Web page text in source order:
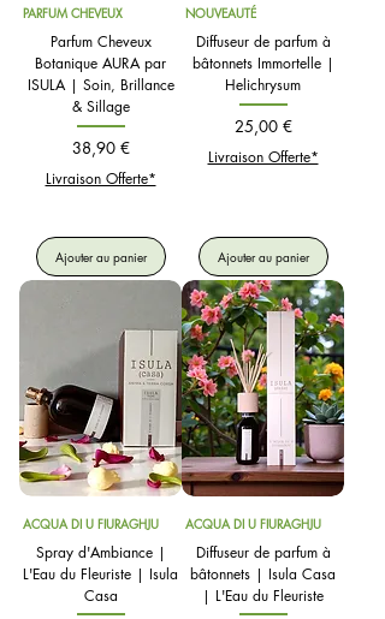
PARFUM CHEVEUX
Parfum Cheveux
Botanique AURA par
ISULA | Soin, Brillance
& Sillage
Prix
38,90 €
Livraison Offerte*
Ajouter au panier
NOUVEAUTÉ
Diffuseur de parfum à
bâtonnets Immortelle |
Helichrysum
Prix
25,00 €
Livraison Offerte*
Ajouter au panier
ACQUA DI U FIURAGHJU
Spray d'Ambiance |
L'Eau du Fleuriste | Isula
Casa
ACQUA DI U FIURAGHJU
Diffuseur de parfum à
bâtonnets | Isula Casa
| L'Eau du Fleuriste